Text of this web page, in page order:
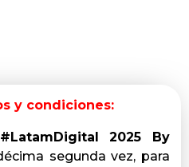
y condiciones:
2025 By
segunda vez, para